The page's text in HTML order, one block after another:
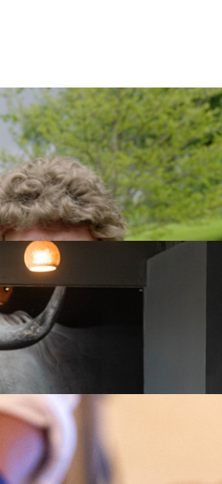
Der har du utgangspunktet
i øynene i 4 minutter - og hvilke